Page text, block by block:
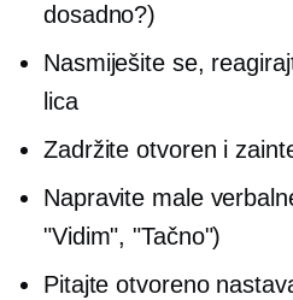
dosadno?)
Nasmiješite se,
lica
Zadržite otvoren i
Napravite male
"Vidim", "Tačno")
Pitajte otvoreno